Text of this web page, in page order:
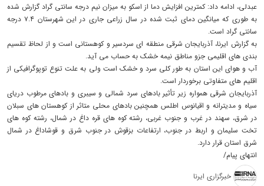
عبدلی، ادامه داد: کمترین افزایش دما از اسکو به میزان نیم درجه سانتی گراد گزارش شده
به طوری که میانگین دمای ثبت شده در سال زراعی جاری در این شهرستان ۷.۴ درجه
سانتی گراد است.
به گزارش ایرنا، آذربایجان شرقی منطقه ای سردسیر و کوهستانی است و از لحاظ تقسیم
بندی های اقلیمی جزو مناطق نیمه خشک به حساب می آید.
آب و هوای این استان به طور کلی سرد و خشک است ولی به علت تنوع توپوگرافیکی از
اقلیم های متفاوتی برخوردار است.
آذربایجان شرقی همواره زیر تأثیر بادهای سرد شمالی و سیبری و بادهای مرطوب دریای
سیاه و مدیترانه و اقیانوس اطلس همچنین بادهای محلی متاثر از کوهستان های سبلان
در شرق، سهند در غرب و جنوب غربی، رشته کوه های قره داغ در شمال، رشته کوه های
تخت سلیمان و اربط در جنوب، ارتفاعات بزقوش در جنوب شرق و قوشاداغ در شمال
شرق استان قرار دارد.
انتهای پیام/
خبرگزاری ایرنا